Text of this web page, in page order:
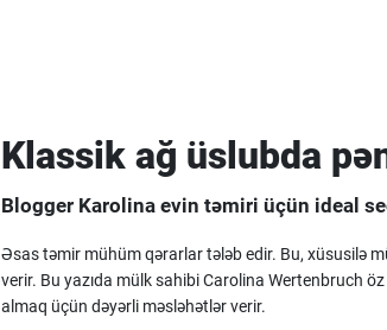
Klassik ağ üslubda
Blogger Karolina evin təmiri üçün ideal
Əsas təmir mühüm qərarlar tələb edir. Bu, xüsusilə
verir. Bu yazıda mülk sahibi Carolina Wertenbruch
almaq üçün dəyərli məsləhətlər verir.